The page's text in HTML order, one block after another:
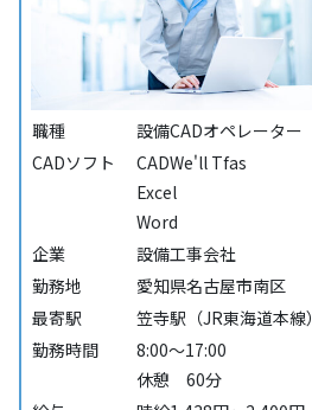
職種
設備CADオペレーター
CADソフト
CADWe'll Tfas
Excel
Word
企業
設備工事会社
勤務地
愛知県名古屋市南区
最寄駅
笠寺駅（JR東海道本線）
勤務時間
8:00～17:00
休憩 60分